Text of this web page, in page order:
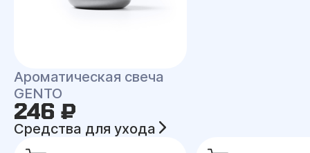
Ароматическая свеча
GENTO
246 ₽
Средства для ухода